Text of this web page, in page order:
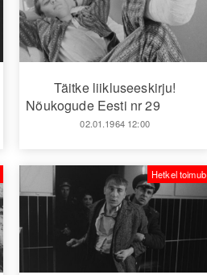
Täitke liikluseeskirju!
Nõukogude Eesti nr 29
02.01.1964 12:00
Hetkel toimub